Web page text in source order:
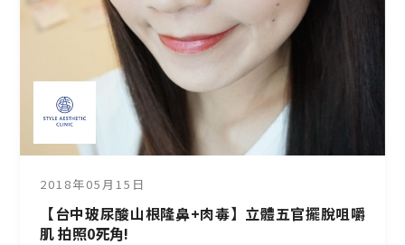
2018年05月15日
【台中玻尿酸山根隆鼻+肉毒】立體五官擺脫咀嚼
肌 拍照0死角!